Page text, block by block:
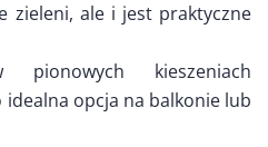
zieleni, ale i jest praktyczne
kieszeniach
idealna opcja na balkonie lub